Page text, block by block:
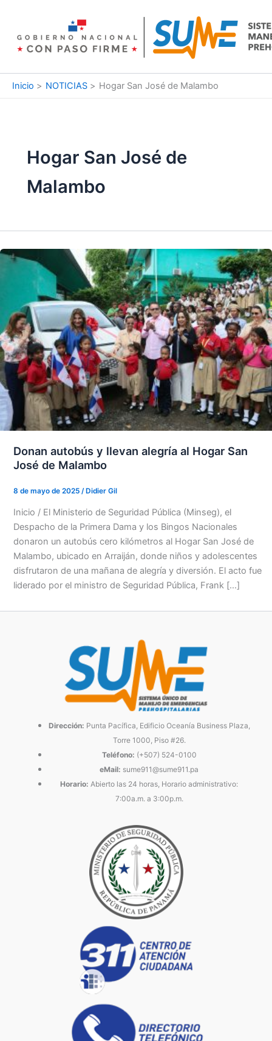
contenido
Inicio NOTICIAS Hogar San José de Malambo
Hogar San José de
Malambo
Donan autobús y llevan alegría al Hogar San
José de Malambo
8 de mayo de 2025 / Didier Gil
Inicio / El Ministerio de Seguridad Pública (Minseg), el
Despacho de la Primera Dama y los Bingos Nacionales
donaron un autobús cero kilómetros al Hogar San José de
Malambo, ubicado en Arraiján, donde niños y adolescentes
disfrutaron de una mañana de alegría y diversión. El acto fue
liderado por el ministro de Seguridad Pública, Frank […]
Dirección: Punta Pacífica, Edificio Oceanía Business Plaza,
Torre 1000, Piso #26.
Teléfono: (+507) 524-0100
eMail: sume911@sume911.pa
Horario: Abierto las 24 horas, Horario administrativo:
7:00a.m. a 3:00p.m.